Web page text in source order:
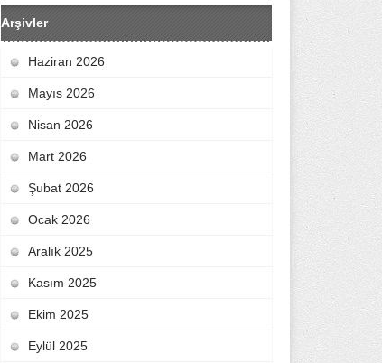
Arşivler
Haziran 2026
Mayıs 2026
Nisan 2026
Mart 2026
Şubat 2026
Ocak 2026
Aralık 2025
Kasım 2025
Ekim 2025
Eylül 2025